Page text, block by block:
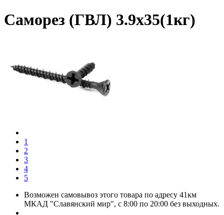
Саморез (ГВЛ) 3.9x35(1кг)
1
2
3
4
5
Возможен самовывоз этого товара по адресу 41км
МКАД "Славянский мир", с 8:00 по 20:00 без выходных.